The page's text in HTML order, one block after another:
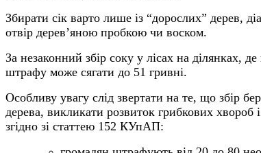
Збирати сік варто лише із “дорослих” дерев,
отвір деревʼяною пробкою чи воском.
За незаконний збір соку у лісах на ділянках,
штрафу може сягати до 51 гривні.
Особливу увагу слід звертати на те, що збір
дерева, викликати розвиток грибкових хвороб
згідно зі статтею 152 КУпАП: